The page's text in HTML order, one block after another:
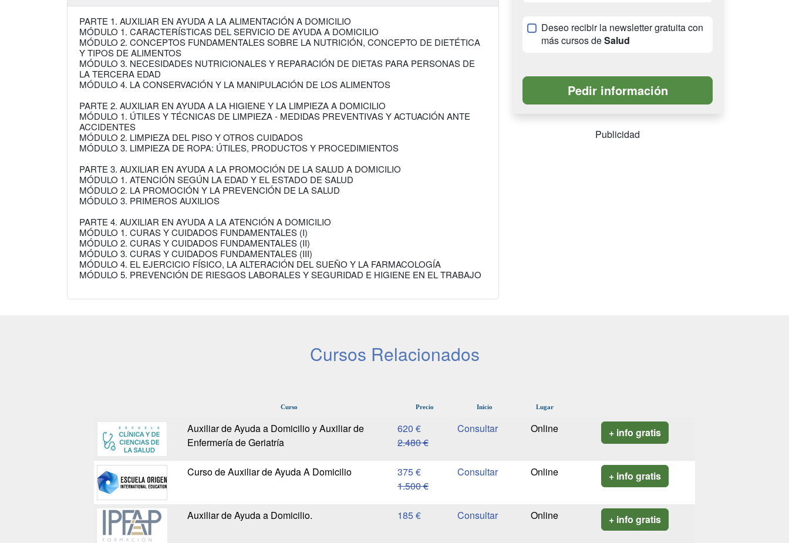
PARTE 1. AUXILIAR EN AYUDA A LA ALIMENTACIÓN A DOMICILIO
MÓDULO 1. CARACTERÍSTICAS DEL SERVICIO DE AYUDA A DOMICILIO
MÓDULO 2. CONCEPTOS FUNDAMENTALES SOBRE LA NUTRICIÓN, CONCEPTO DE DIETÉTICA
Y TIPOS DE ALIMENTOS
MÓDULO 3. NECESIDADES NUTRICIONALES Y REPARACIÓN DE DIETAS PARA PERSONAS DE
LA TERCERA EDAD
MÓDULO 4. LA CONSERVACIÓN Y LA MANIPULACIÓN DE LOS ALIMENTOS
PARTE 2. AUXILIAR EN AYUDA A LA HIGIENE Y LA LIMPIEZA A DOMICILIO
MÓDULO 1. ÚTILES Y TÉCNICAS DE LIMPIEZA - MEDIDAS PREVENTIVAS Y ACTUACIÓN ANTE
ACCIDENTES
MÓDULO 2. LIMPIEZA DEL PISO Y OTROS CUIDADOS
MÓDULO 3. LIMPIEZA DE ROPA: ÚTILES, PRODUCTOS Y PROCEDIMIENTOS
PARTE 3. AUXILIAR EN AYUDA A LA PROMOCIÓN DE LA SALUD A DOMICILIO
MÓDULO 1. ATENCIÓN SEGÚN LA EDAD Y EL ESTADO DE SALUD
MÓDULO 2. LA PROMOCIÓN Y LA PREVENCIÓN DE LA SALUD
MÓDULO 3. PRIMEROS AUXILIOS
PARTE 4. AUXILIAR EN AYUDA A LA ATENCIÓN A DOMICILIO
MÓDULO 1. CURAS Y CUIDADOS FUNDAMENTALES (I)
MÓDULO 2. CURAS Y CUIDADOS FUNDAMENTALES (II)
MÓDULO 3. CURAS Y CUIDADOS FUNDAMENTALES (III)
MÓDULO 4. EL EJERCICIO FÍSICO, LA ALTERACIÓN DEL SUEÑO Y LA FARMACOLOGÍA
MÓDULO 5. PREVENCIÓN DE RIESGOS LABORALES Y SEGURIDAD E HIGIENE EN EL TRABAJO
Deseo recibir la newsletter gratuita con
más cursos deSalud
Publicidad
Cursos Relacionados
Curso Precio Inicio Lugar
Auxiliar de Ayuda a Domicilio y Auxiliar de
Enfermería de Geriatría
620 €
2.480 €
Online + info gratis
Curso de Auxiliar de Ayuda A Domicilio
375 €
1.500 €
Online + info gratis
Auxiliar de Ayuda a Domicilio. 185 € Online + info gratis